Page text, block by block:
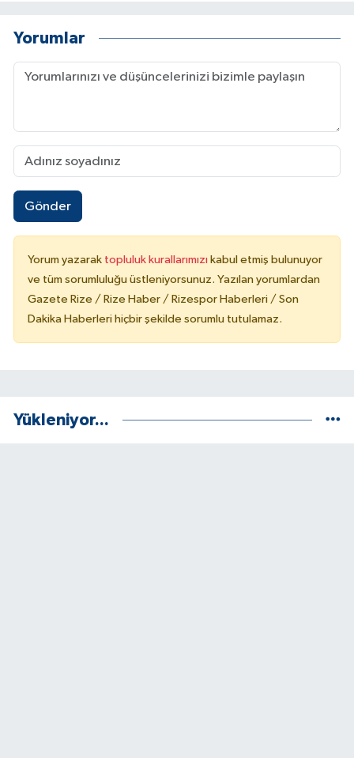
Yorumlar
Gönder
Yorum yazarak topluluk kurallarımızı kabul etmiş bulunuyor
ve tüm sorumluluğu üstleniyorsunuz. Yazılan yorumlardan
Gazete Rize / Rize Haber / Rizespor Haberleri / Son
Dakika Haberleri hiçbir şekilde sorumlu tutulamaz.
Yükleniyor...